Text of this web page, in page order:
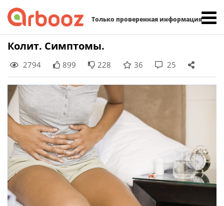
Только проверенная информация
Skip
content
Колит. Симптомы.
2794 899 228 36 25
Найти: